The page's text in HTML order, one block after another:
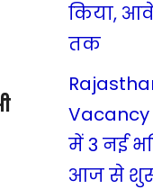
किया,
तक
Vacancy
में 3 नई
आज से शुरू,